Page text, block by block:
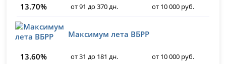
13.70% от 91 до 370 дн. от 10 000 руб.
Максимум лета ВБРР
13.60% от 31 до 181 дн. от 10 000 руб.